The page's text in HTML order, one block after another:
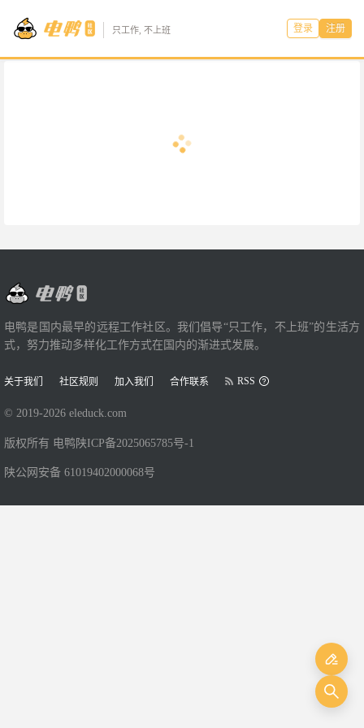
只工作, 不上班 登录 注册
电鸭是国内最早的远程工作社区。我们倡导“只工作，不上班”的生活方
式，努力推动多样化工作方式在国内的渐进式发展。
关于我们 社区规则 加入我们 合作联系 RSS
© 2019-2026 eleduck.com
版权所有 电鸭 陕ICP备2025065785号-1
陕公网安备 61019402000068号